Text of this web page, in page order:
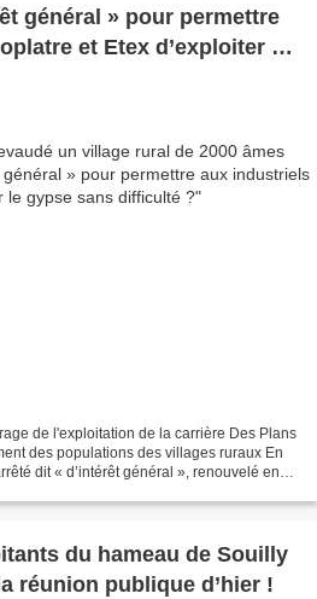
général » pour permettre
et Etex d’exploiter le
de l'exploitation de la carrière Des Plans
des populations des villages ruraux En
dit « d’intérêt général », renouvelé en
du hameau de Souilly
réunion publique d’hier !